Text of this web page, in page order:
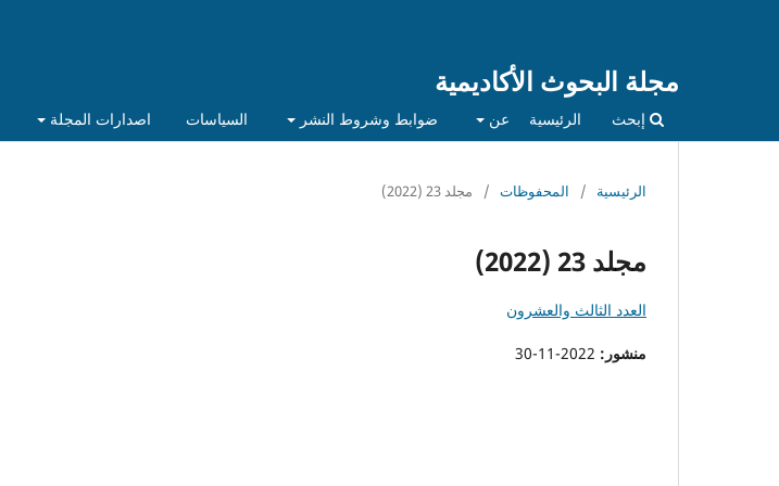
مجلة البحوث الأكاديمية
الرئيسية عن ضوابط وشروط النشر السياسات اصدارات المجلة إبحث
الرئيسية / المحفوظات / مجلد 23 (2022)
مجلد 23 (2022)
العدد الثالث والعشرون
منشور: 2022-11-30